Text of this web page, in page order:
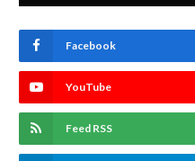
Facebook
YouTube
Feed RSS